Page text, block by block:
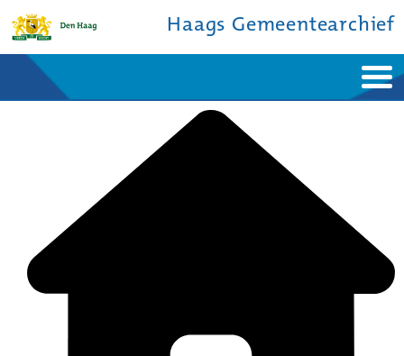
Haags Gemeentearchief
Bronnen en collecties